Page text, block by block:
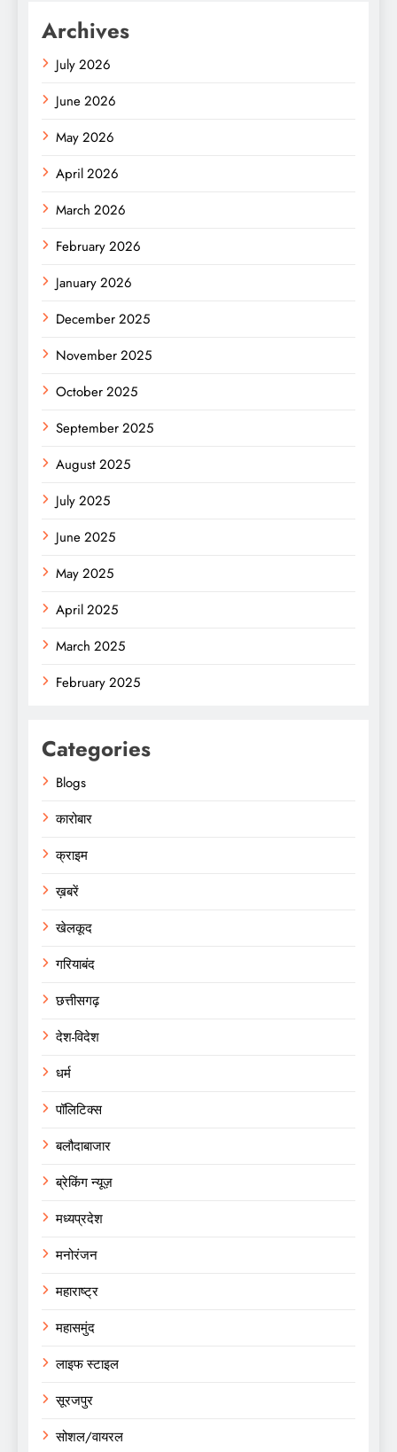
Archives
July 2026
June 2026
May 2026
April 2026
March 2026
February 2026
January 2026
December 2025
November 2025
October 2025
September 2025
August 2025
July 2025
June 2025
May 2025
April 2025
March 2025
February 2025
Categories
Blogs
कारोबार
क्राइम
ख़बरें
खेलकूद
गरियाबंद
छत्तीसगढ़
देश-विदेश
धर्म
पॉलिटिक्स
बलौदाबाजार
ब्रेकिंग न्यूज़
मध्यप्रदेश
मनोरंजन
महाराष्ट्र
महासमुंद
लाइफ स्टाइल
सूरजपुर
सोशल/वायरल